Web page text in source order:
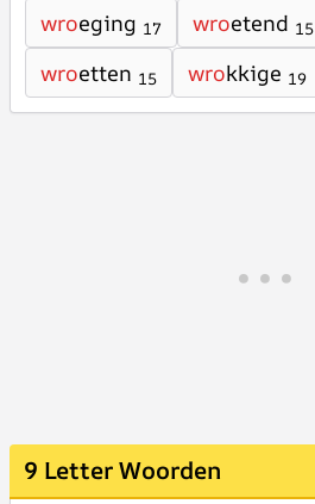
wroeging 17 wroetend 15
wroetten 15 wrokkige 19
9 Letter Woorden